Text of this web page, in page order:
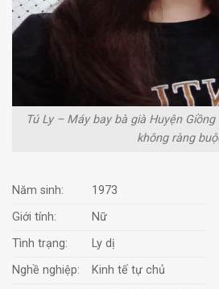
Tú Ly – Máy bay bà già Huyện
không ràng
Năm sinh:
1973
Giới tính:
Nữ
Tình trạng:
Ly dị
Nghề nghiệp:
Kinh tế tự chủ